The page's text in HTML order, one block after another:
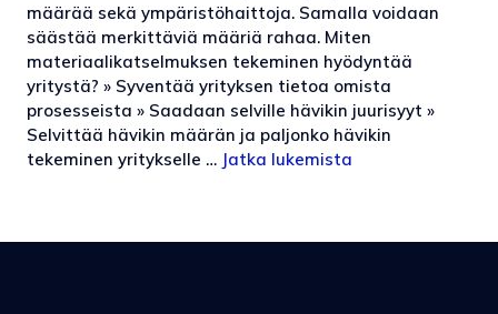
määrää sekä ympäristöhaittoja. Samalla voidaan
säästää merkittäviä määriä rahaa. Miten
materiaalikatselmuksen tekeminen hyödyntää
yritystä? » Syventää yrityksen tietoa omista
prosesseista » Saadaan selville hävikin juurisyyt »
Selvittää hävikin määrän ja paljonko hävikin
tekeminen yritykselle … Jatka lukemista